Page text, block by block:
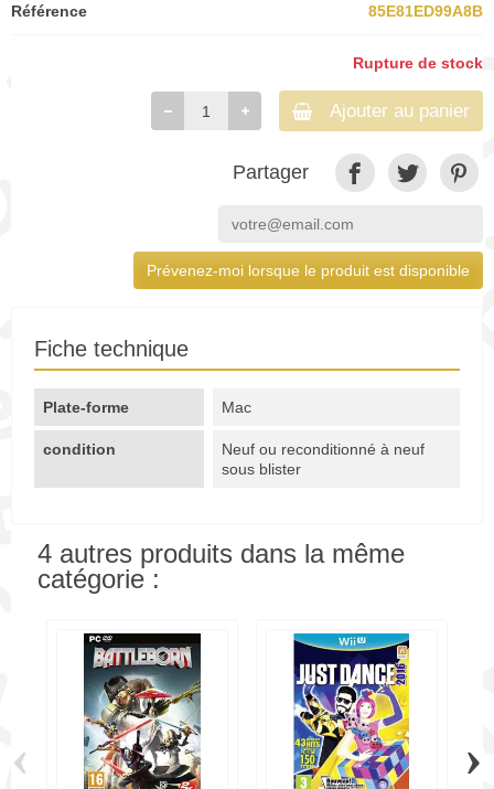
Référence 85E81ED99A8B
Rupture de stock
Ajouter au panier
Partager
Prévenez-moi lorsque le produit est disponible
Fiche technique
Plate-forme Mac
condition
Neuf ou reconditionné à neuf
sous blister
4 autres produits dans la même
catégorie :
‹ ›